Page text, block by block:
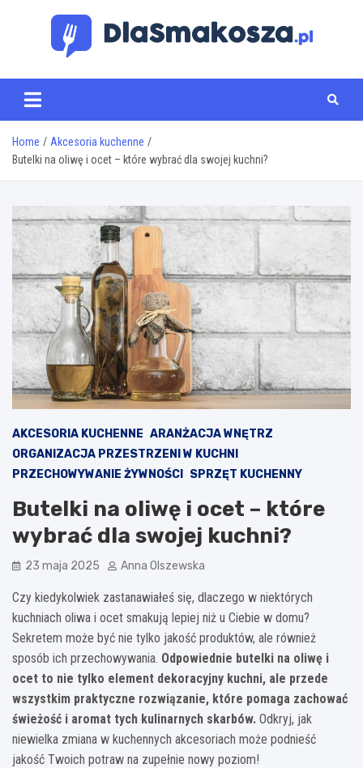
www.dlasmakosza.pl
Home
Akcesoria kuchenne
Butelki na oliwę i ocet – które wybrać dla swojej kuchni?
AKCESORIA KUCHENNE ARANŻACJA WNĘTRZ
ORGANIZACJA PRZESTRZENI W KUCHNI
PRZECHOWYWANIE ŻYWNOŚCI
SPRZĘT KUCHENNY
Butelki na oliwę i ocet – które
wybrać dla swojej kuchni?
23 maja 2025 Anna Olszewska
Czy kiedykolwiek zastanawiałeś się, dlaczego w niektórych
kuchniach oliwa i ocet smakują lepiej niż u Ciebie w domu?
Sekretem może być nie tylko jakość produktów, ale również
sposób ich przechowywania. Odpowiednie butelki na oliwę i
ocet to nie tylko element dekoracyjny kuchni, ale przede
wszystkim praktyczne rozwiązanie, które pomaga zachować
świeżość i aromat tych kulinarnych skarbów. Odkryj, jak
niewielka zmiana w kuchennych akcesoriach może podnieść
jakość Twoich potraw na zupełnie nowy poziom!